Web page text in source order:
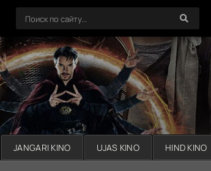
JANGARI KINO UJAS KINO HIND KINO